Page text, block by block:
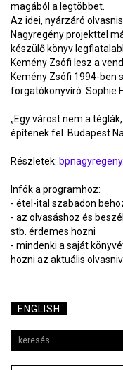
magából a legtöbbet.
Az idei, nyárzáró
Nagyregény projekttel
készülő könyv
Kemény Zsófi lesz a
Kemény Zsófi 1994-ben
forgatókönyvíró. Sophie
„Egy várost nem a
építenek fel. Budapest
Részletek:
Infók a programhoz:
- étel-ital szabadon
- az olvasáshoz és
stb. érdemes hozni
- mindenki a saját
hozni az aktuális
ENGLISH